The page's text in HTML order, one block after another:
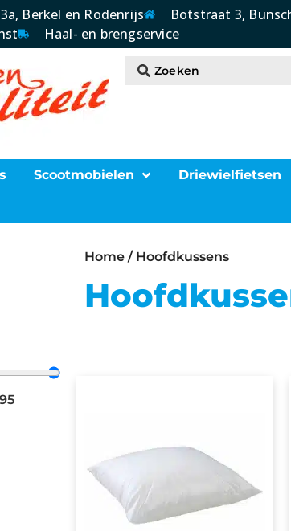
Berkel en Rodenrijs Botstraat 3,
Haal- en brengservice
Scootmobielen Driewielfietsen
Home/ Hoofdkussens